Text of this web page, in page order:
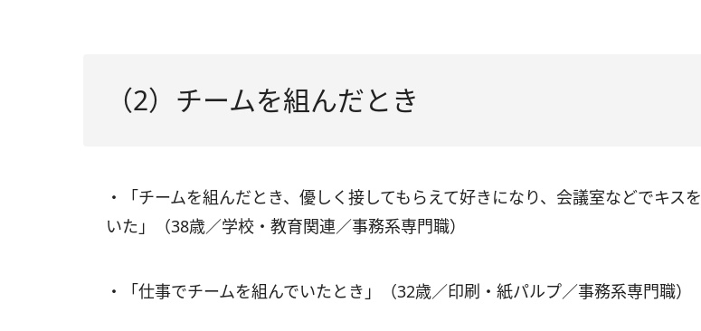
（2）チームを組んだとき
・「チームを組んだとき、優しく接してもらえて好きになり、会議室などでキス
いた」（38歳／学校・教育関連／事務系専門職）
・「仕事でチームを組んでいたとき」（32歳／印刷・紙パルプ／事務系専門職）